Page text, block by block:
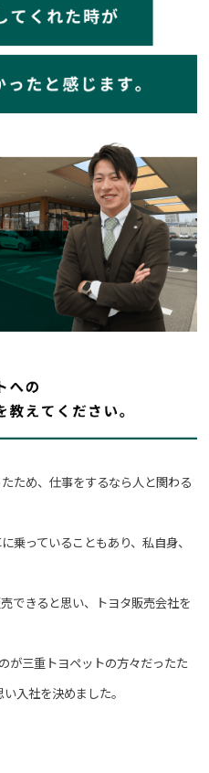
ため、仕事をするなら人と関わる
乗っていることもあり、私自身、
できると思い、トヨタ販売会社を
が三重トヨペットの方々だったた
入社を決めました。